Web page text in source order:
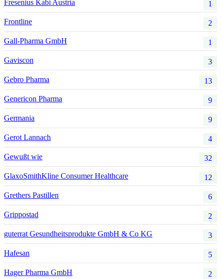
Fresenius Kabi Austria 1
Frontline 2
Gall-Pharma GmbH 1
Gaviscon 3
Gebro Pharma 13
Genericon Pharma 9
Germania 9
Gerot Lannach 4
Gewußt wie 32
GlaxoSmithKline Consumer Healthcare 12
Grethers Pastillen 6
Grippostad 2
guterrat Gesundheitsprodukte GmbH & Co KG 3
Hafesan 5
Hager Pharma GmbH 2